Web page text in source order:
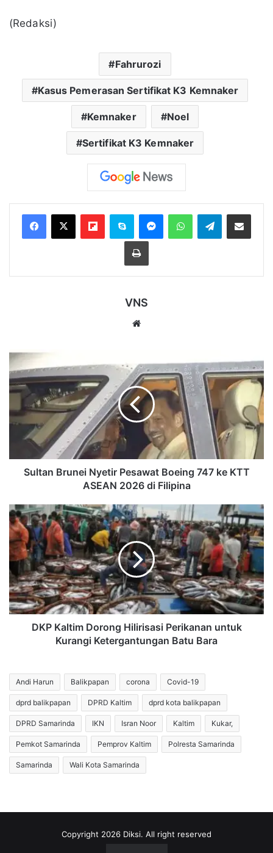
(Redaksi)
Fahrurozi
Kasus Pemerasan Sertifikat K3 Kemnaker
Kemnaker Noel
Sertifikat K3 Kemnaker
FlipboardSkype MessengerWhatsAppTelegramBagikan melalui Email
Cetak
VNS
Sultan
Brunei
Nyetir
Pesawat
Boeing
747
ASEAN
2026Sultan Brunei Nyetir Pesawat Boeing 747 ke KTT
ASEAN 2026 di Filipina
DKP
Kaltim
Dorong
Hilirisasi
Perikanan
untuk
Kurangi
Ketergantungan
Batu
DKP Kaltim Dorong Hilirisasi Perikanan untuk
Kurangi Ketergantungan Batu Bara
Andi Harun Balikpapan corona Covid-19
dprd balikpapan DPRD Kaltim dprd kota balikpapan
DPRD Samarinda IKN Isran Noor Kaltim Kukar,
Pemkot Samarinda Pemprov Kaltim Polresta Samarinda
Samarinda Wali Kota Samarinda
Copyright 2026 Diksi. All right reserved